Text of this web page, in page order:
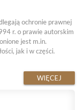
ochronie prawnej
r. o prawie autorskim
jest m.in.
jak i w części.
WIĘCEJ